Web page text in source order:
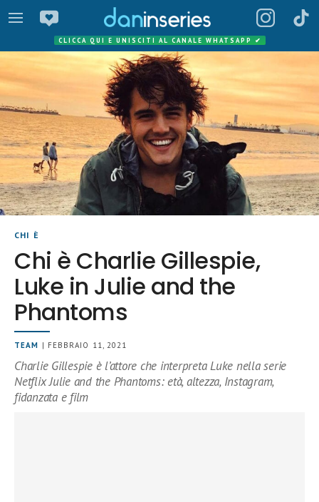
CLICCA QUI E UNISCITI AL CANALE WHATSAPP ✔
CHI È
Chi è Charlie Gillespie,
Luke in Julie and the
Phantoms
TEAM | FEBBRAIO 11, 2021
Charlie Gillespie è l’attore che interpreta Luke nella serie
Netflix Julie and the Phantoms: età, altezza, Instagram,
fidanzata e film